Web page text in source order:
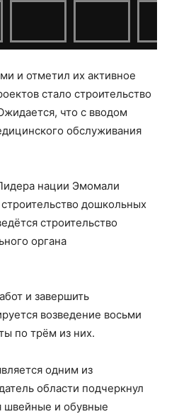
и отметил их активное
стало строительство
что с вводом
обслуживания
нации Эмомали
дошкольных
строительство
органа
и завершить
возведение восьми
по трём из них.
одним из
области подчеркнул
швейные и обувные